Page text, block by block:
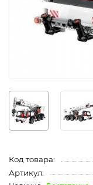
Код товара:
Артикул: